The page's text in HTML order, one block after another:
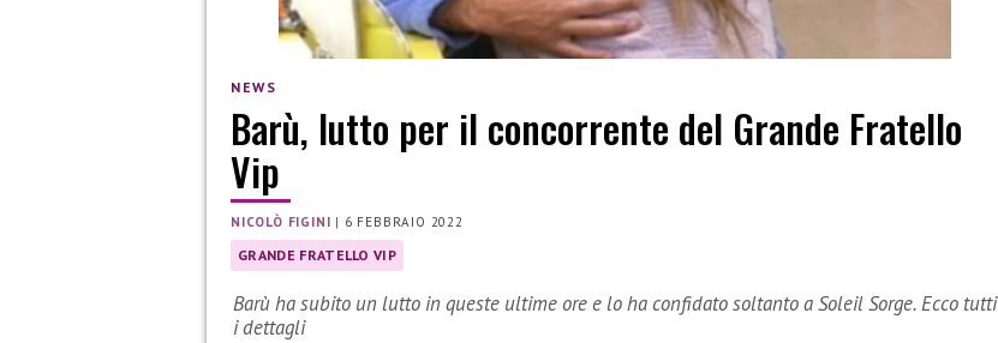
NEWS
Barù, lutto per il concorrente del Grande Fratello
Vip
NICOLÒ FIGINI | 6 FEBBRAIO 2022
GRANDE FRATELLO VIP
Barù ha subito un lutto in queste ultime ore e lo ha confidato soltanto a Soleil Sorge. Ecco tutti
i dettagli